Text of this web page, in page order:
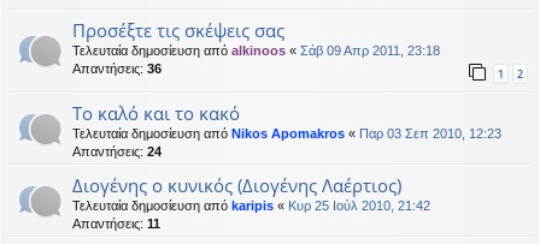
Προσέξτε τις σκέψεις σας
Τελευταία δημοσίευση από alkinoos « Σάβ 09 Απρ 2011, 23:18
Απαντήσεις: 36 1 2
Το καλό και το κακό
Τελευταία δημοσίευση από Nikos Apomakros « Παρ 03 Σεπ 2010, 12:23
Απαντήσεις: 24
Διογένης ο κυνικός (Διογένης Λαέρτιος)
Τελευταία δημοσίευση από karipis « Κυρ 25 Ιούλ 2010, 21:42
Απαντήσεις: 11